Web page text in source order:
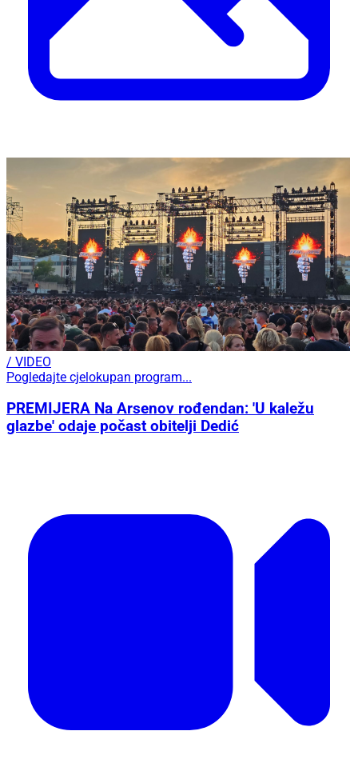
/ VIDEO
Pogledajte cjelokupan program...
PREMIJERA Na Arsenov rođendan: 'U kaležu
glazbe' odaje počast obitelji Dedić